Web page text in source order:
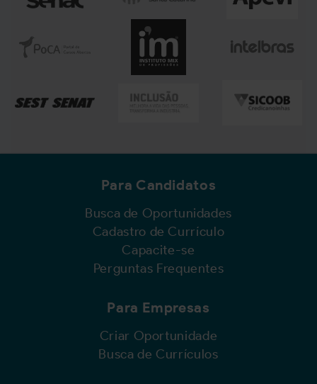
Para Candidatos
Busca de Oportunidades
Cadastro de Currículo
Capacite-se
Perguntas Frequentes
Para Empresas
Criar Oportunidade
Busca de Currículos